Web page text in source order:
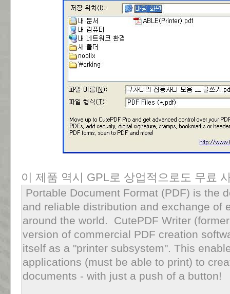
이 제품 역시 GPL로 상업적으로도 무료
Portable Document Format (PDF) is the
and reliable distribution and exchange of
around the world. CutePDF Writer
version of commercial PDF creation
itself as a "printer subsystem". This
applications (must be able to print) to
documents - with just a push of a button!